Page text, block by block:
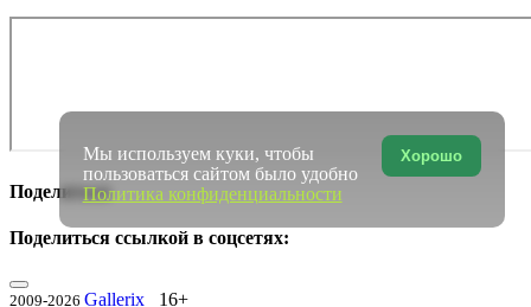
Поделиться
Поделиться ссылкой в соцсетях:
2009-2026 Gallerix 16+
Хорошо
Мы используем куки, чтобы
пользоваться сайтом было удобно
Политика конфиденциальности